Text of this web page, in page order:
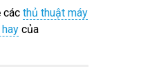
các thủ thuật máy
của